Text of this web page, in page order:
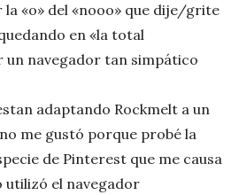
«o» del «nooo» que dije/grite
en «la total
un navegador tan simpático
adaptando Rockmelt a un
me gustó porque probé la
de Pinterest que me causa
utilizó el navegador